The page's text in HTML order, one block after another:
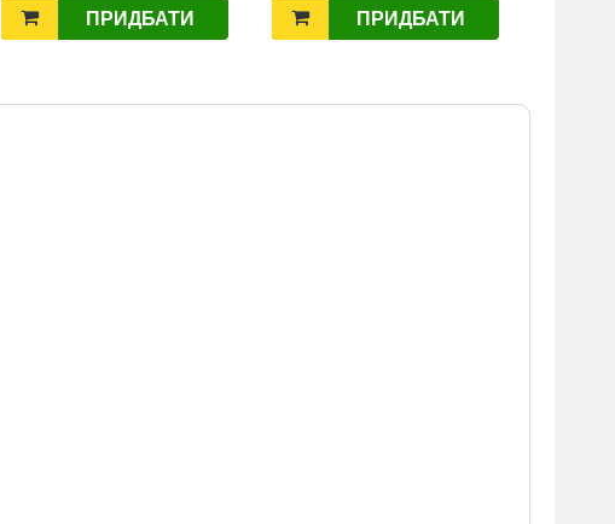
ПРИДБАТИ ПРИДБАТИ